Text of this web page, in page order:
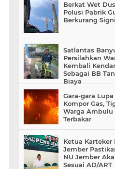
Berkat Wet
Polusi Pabrik
Berkurang
Satlantas
Persilahkan
Kembali
Sebagai BB
Biaya
Gara-gara
Kompor Gas,
Warga Ambulu
Terbakar
Ketua Karteker
Jember
NU Jember
Sesuai AD/ART